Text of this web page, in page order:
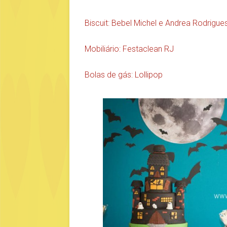
Biscuit: Bebel Michel e Andrea
Mobiliário: Festaclean RJ
Bolas de gás: Lollipop